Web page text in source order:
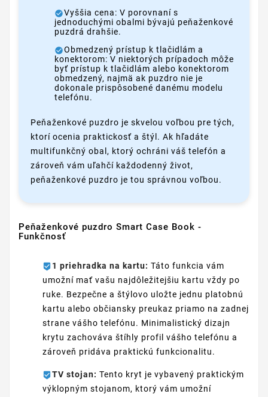
Vyššia cena: V porovnaní s
jednoduchými obalmi bývajú peňaženkové
puzdrá drahšie.
Obmedzený prístup k tlačidlám a
konektorom: V niektorých prípadoch môže
byť prístup k tlačidlám alebo konektorom
obmedzený, najmä ak puzdro nie je
dokonale prispôsobené danému modelu
telefónu.
Peňaženkové puzdro je skvelou voľbou pre tých,
ktorí ocenia praktickosť a štýl. Ak hľadáte
multifunkčný obal, ktorý ochráni váš telefón a
zároveň vám uľahčí každodenný život,
peňaženkové puzdro je tou správnou voľbou.
Peňaženkové puzdro Smart Case Book -
Funkčnosť
1 priehradka na kartu: Táto funkcia vám
umožní mať vašu najdôležitejšiu kartu vždy po
ruke. Bezpečne a štýlovo uložte jednu platobnú
kartu alebo občiansky preukaz priamo na zadnej
strane vášho telefónu. Minimalistický dizajn
krytu zachováva štíhly profil vášho telefónu a
zároveň pridáva praktickú funkcionalitu.
TV stojan: Tento kryt je vybavený praktickým
výklopným stojanom, ktorý vám umožní